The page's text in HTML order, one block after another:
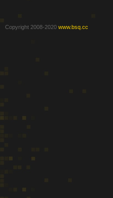
Copyright 2008-2020 www.bsq.cc